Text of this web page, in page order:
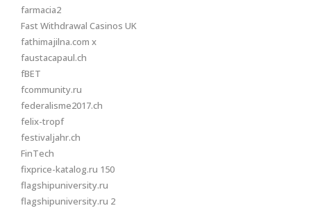
farmacia2
Fast Withdrawal Casinos UK
fathimajilna.com x
faustacapaul.ch
fBET
fcommunity.ru
federalisme2017.ch
felix-tropf
festivaljahr.ch
FinTech
fixprice-katalog.ru 150
flagshipuniversity.ru
flagshipuniversity.ru 2